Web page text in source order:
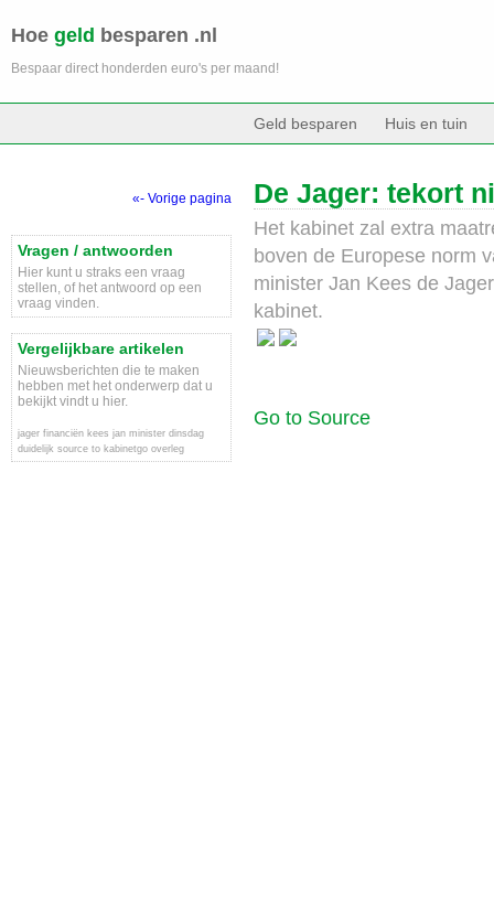
Hoe geld besparen .nl
Bespaar direct honderden euro's per maand!
Geld besparen Huis en tuin
«- Vorige pagina
Vragen / antwoorden
Hier kunt u straks een vraag
stellen, of het antwoord op een
vraag vinden.
Vergelijkbare artikelen
Nieuwsberichten die te maken
hebben met het onderwerp dat u
bekijkt vindt u hier.
jager financiën kees jan minister dinsdag
duidelijk source to kabinetgo overleg
De Jager: tekort
Het kabinet zal extra
boven de Europese norm
minister Jan Kees de
kabinet.
Go to Source